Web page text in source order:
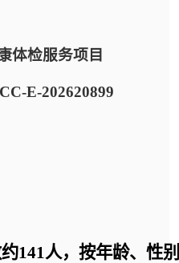
体检服务项目
E-202620899
141人， 按年龄、性